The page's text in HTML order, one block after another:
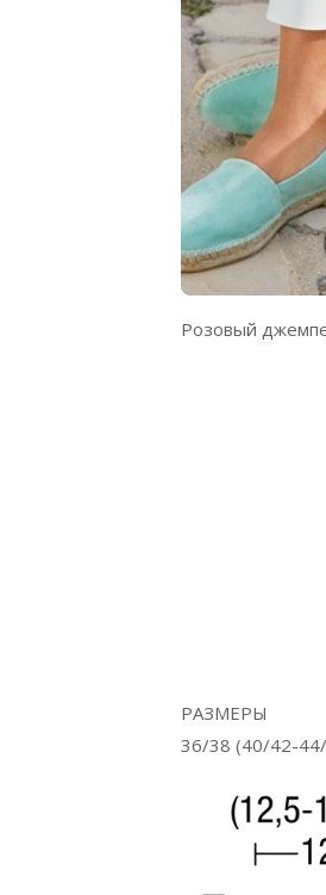
Розовый
РАЗМЕРЫ
36/38 (40/42-